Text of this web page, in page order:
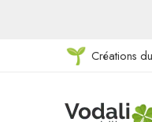
Créations